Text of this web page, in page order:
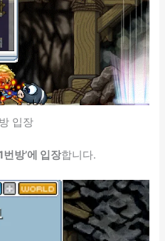
입장
번방’에 입장합니다.